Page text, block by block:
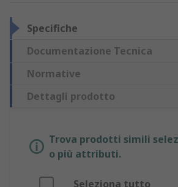
Specifiche
Documentazione Tecnica
Normative
Dettagli prodotto
Trova prodotti simili
o più attributi.
Seleziona tutto